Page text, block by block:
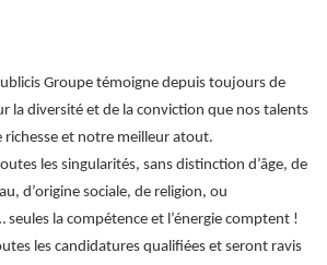
Groupe témoigne depuis toujours de
la diversité et de la conviction que nos talents
et notre meilleur atout.
les singularités, sans distinction d’âge, de
d’origine sociale, de religion, ou
seules la compétence et l’énergie comptent !
les candidatures qualifiées et seront ravis